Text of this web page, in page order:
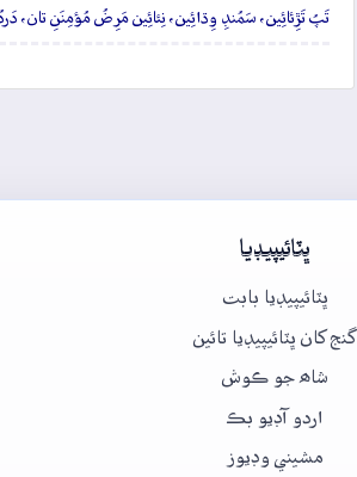
تَپُ تَڙِئائِين، سَمُنڊِ وِڌائِين، نِئائِين مَرِضُ مُؤمِنَنِ تان،
ڀٽائيپيڊيا
ڀٽائيپيڊيا بابت
گنج کان ڀٽائيپيڊيا تائين
شاھ جو ڪوش
اردو آڊيو بڪ
مشيني وڊيوز